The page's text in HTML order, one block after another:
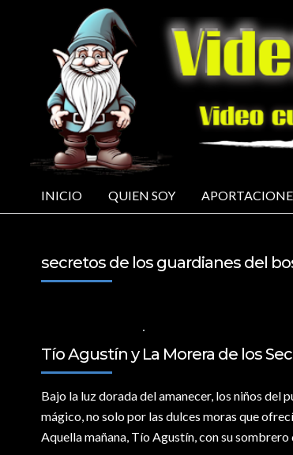
INICIO QUIEN SOY
secretos de los guardianes del
Tío Agustín y La Morera de los
Bajo la luz dorada del amanecer, los niños del
mágico, no solo por las dulces moras que
Aquella mañana, Tío Agustín, con su